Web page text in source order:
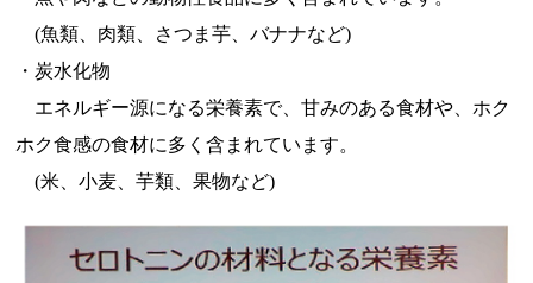
(魚類、肉類、さつま芋、バナナなど)
・炭水化物
エネルギー源になる栄養素で、甘みのある食材や、ホク
ホク食感の食材に多く含まれています。
(米、小麦、芋類、果物など)